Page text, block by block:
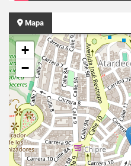
Mapa
+
−